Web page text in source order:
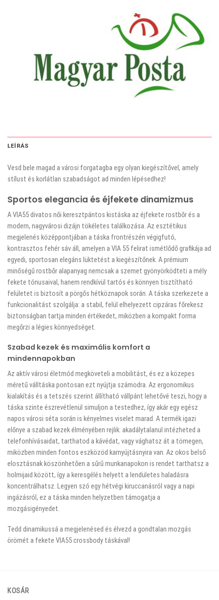
LEÍRÁS
Vesd bele magad a városi forgatagba egy olyan kiegészítővel, amely
stílust és korlátlan szabadságot ad minden lépésedhez!
Sportos elegancia és éjfekete dinamizmus
A VIA55 divatos női keresztpántos kistáska az éjfekete rostbőr és a
modern, nagyvárosi dizájn tökéletes találkozása. Az esztétikus
megjelenés középpontjában a táska frontrészén végigfutó,
kontrasztos fehér sáv áll, amelyen a VIA 55 felirat ismétlődő grafikája ad
egyedi, sportosan elegáns lüktetést a kiegészítőnek. A prémium
minőségű rostbőr alapanyag nemcsak a szemet gyönyörködteti a mély
fekete tónusaival, hanem rendkívül tartós és könnyen tisztítható
felületet is biztosít a pörgős hétköznapok során. A táska szerkezete a
funkcionalitást szolgálja: a stabil, felül elhelyezett cipzáras főrekesz
biztonságban tartja minden értékedet, miközben a kompakt forma
megőrzi a légies könnyedséget.
Szabad kezek és maximális komfort a
mindennapokban
Az aktív városi életmód megköveteli a mobilitást, és ez a közepes
méretű válltáska pontosan ezt nyújtja számodra. Az ergonomikus
kialakítás és a tetszés szerint állítható vállpánt lehetővé teszi, hogy a
táska szinte észrevétlenül simuljon a testedhez, így akár egy egész
napos városi séta során is kényelmes viselet marad. A termék igazi
előnye a szabad kezek élményében rejlik: akadálytalanul intézheted a
telefonhívásaidat, tarthatod a kávédat, vagy vághatsz át a tömegen,
miközben minden fontos eszközöd karnyújtásnyira van. Az okos belső
elosztásnak köszönhetően a sűrű munkanapokon is rendet tarthatsz a
holmijaid között, így a keresgélés helyett a lendületes haladásra
koncentrálhatsz. Legyen szó egy hétvégi kiruccanásról vagy a napi
ingázásról, ez a táska minden helyzetben támogatja a
mozgásigényedet.
Tedd dinamikussá a megjelenésed és élvezd a gondtalan mozgás
örömét a fekete VIA55 crossbody táskával!
KOSÁR